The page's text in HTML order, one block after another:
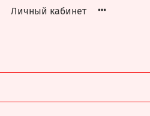
Личный кабинет